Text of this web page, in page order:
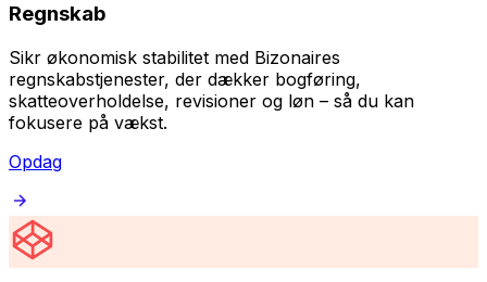
Regnskab
Sikr økonomisk stabilitet med Bizonaires
regnskabstjenester, der dækker bogføring,
skatteoverholdelse, revisioner og løn – så du kan
fokusere på vækst.
Opdag